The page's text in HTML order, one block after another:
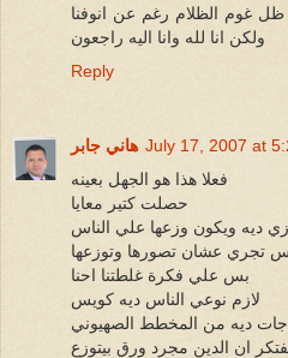
غوم الظلام رغم عن انوفنا
ولكن انا لله وانا اليه راجعون
Reply
هاني جابر July 17, 2007 at
فعلا هذا هو الجهل بعينه
حصلت كتير معايا
ديه ويكون وزعها علي الناس
تجري عشان تصورها وتوزعها
بس علي فكرة غلطتنا احنا
لازم نوعي الناس ديه كويس
ديه من المخطط الصهيوني
ان الدين مجرد ورق بيتوزع